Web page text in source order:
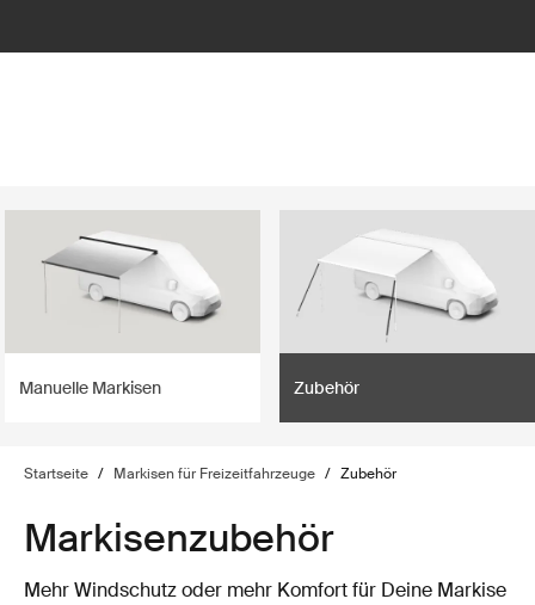
Manuelle Markisen Zubehör
Startseite / Markisen für Freizeitfahrzeuge / Zubehör
Markisenzubehör
Mehr Windschutz oder mehr Komfort für Deine Markise